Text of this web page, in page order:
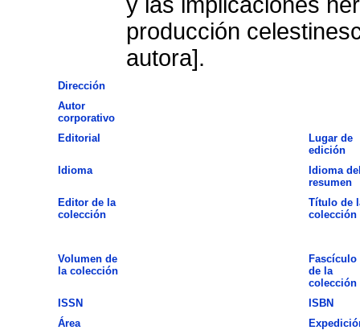
producción
autora].
Dirección
Autor
corporativo
Editorial
Lugar de
edición
Idioma
Idioma
resumen
Editor de la
colección
Título de
colección
Volumen de
la colección
Fascículo
de la
colección
ISSN
ISBN
Área